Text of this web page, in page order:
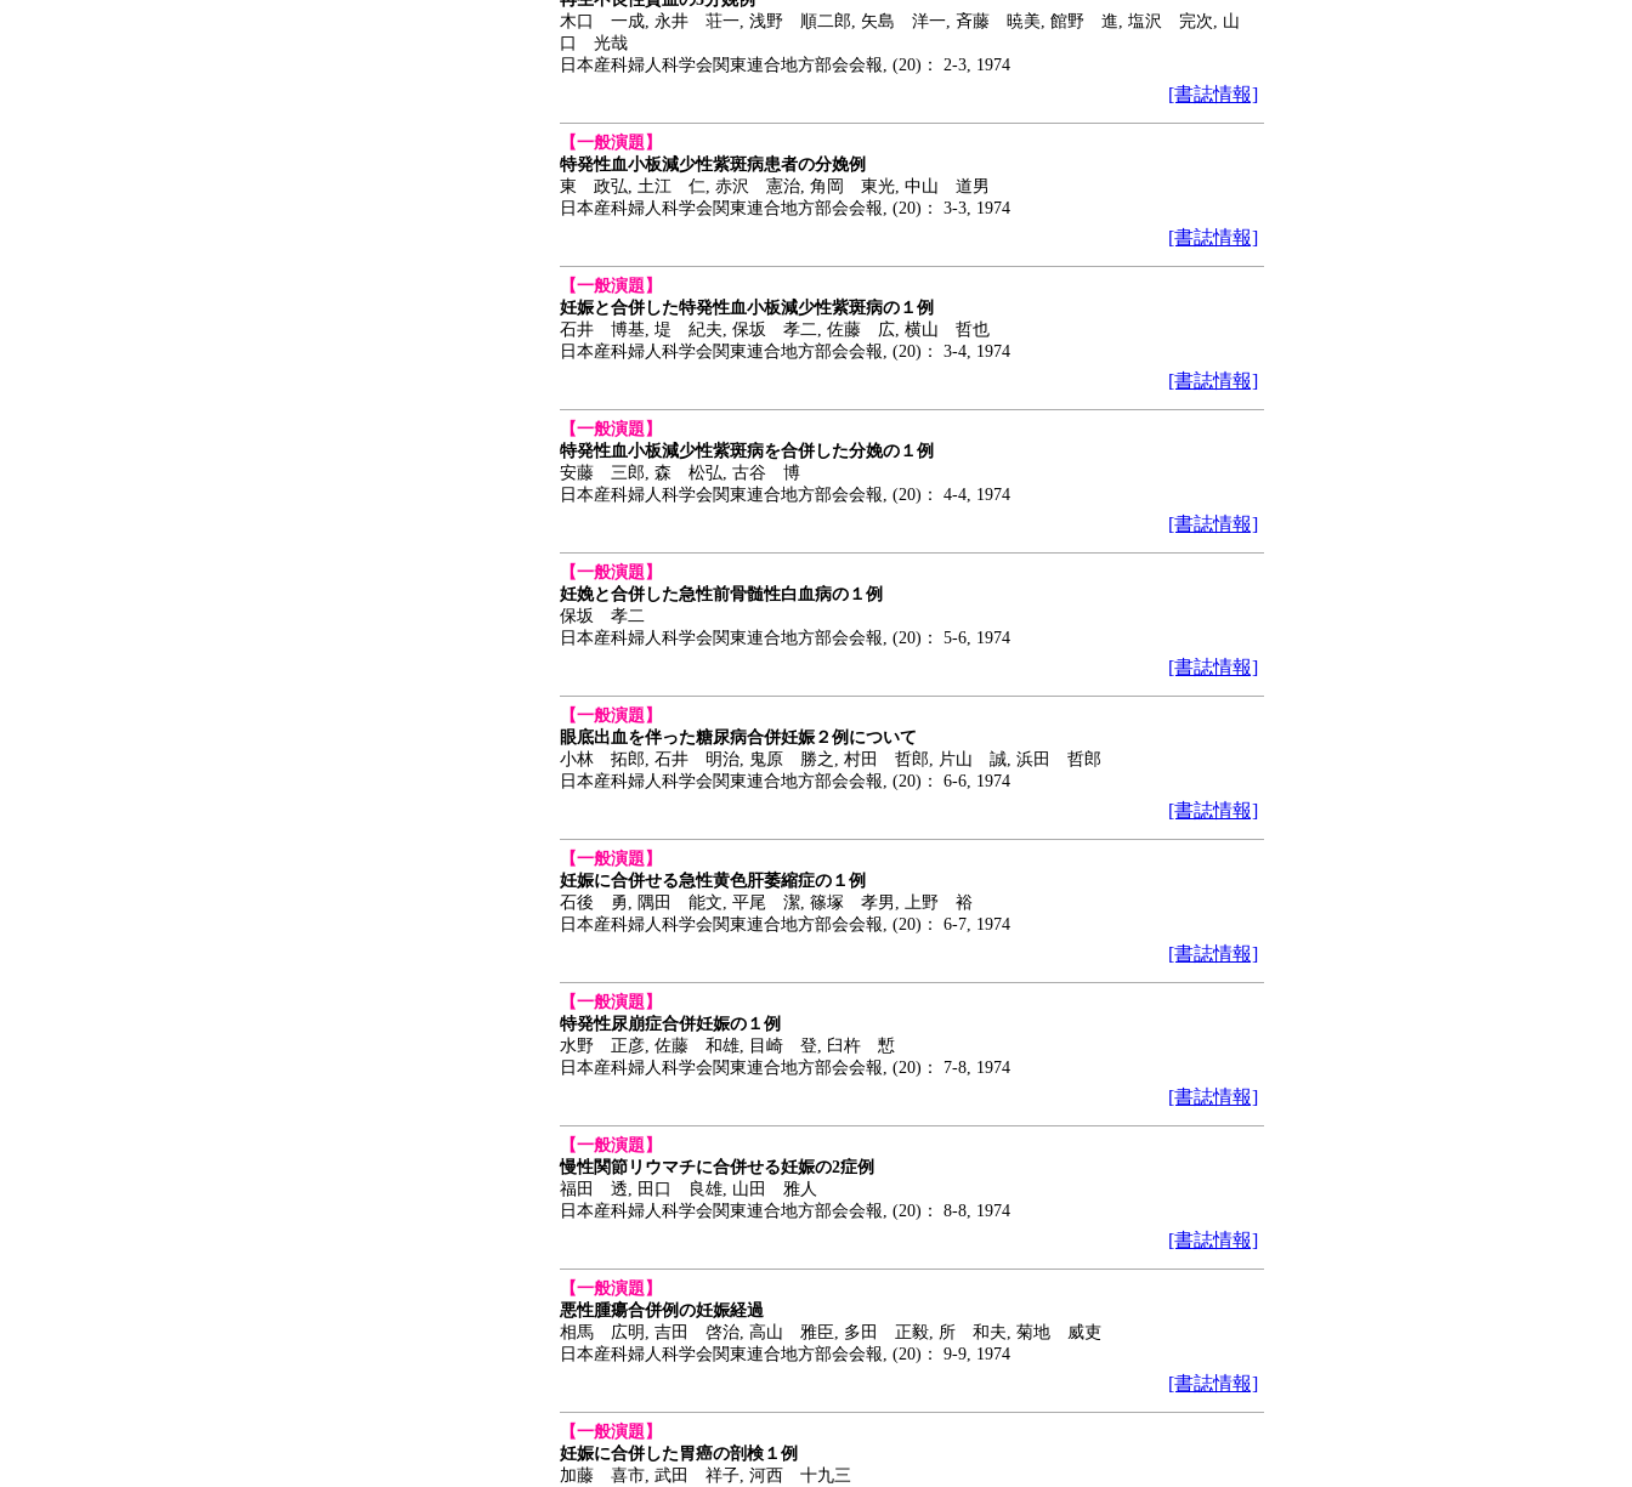
木口 一成, 永井 荘一, 浅野 順二郎, 矢島 洋一, 斉藤 暁美, 館野 進, 塩沢 完次, 山
口 光哉
日本産科婦人科学会関東連合地方部会会報, (20)： 2-3, 1974
[書誌情報]
【一般演題】
特発性血小板減少性紫斑病患者の分娩例
東 政弘, 土江 仁, 赤沢 憲治, 角岡 東光, 中山 道男
日本産科婦人科学会関東連合地方部会会報, (20)： 3-3, 1974
[書誌情報]
【一般演題】
妊娠と合併した特発性血小板減少性紫斑病の１例
石井 博基, 堤 紀夫, 保坂 孝二, 佐藤 広, 横山 哲也
日本産科婦人科学会関東連合地方部会会報, (20)： 3-4, 1974
[書誌情報]
【一般演題】
特発性血小板減少性紫斑病を合併した分娩の１例
安藤 三郎, 森 松弘, 古谷 博
日本産科婦人科学会関東連合地方部会会報, (20)： 4-4, 1974
[書誌情報]
【一般演題】
妊娩と合併した急性前骨髄性白血病の１例
保坂 孝二
日本産科婦人科学会関東連合地方部会会報, (20)： 5-6, 1974
[書誌情報]
【一般演題】
眼底出血を伴った糖尿病合併妊娠２例について
小林 拓郎, 石井 明治, 鬼原 勝之, 村田 哲郎, 片山 誠, 浜田 哲郎
日本産科婦人科学会関東連合地方部会会報, (20)： 6-6, 1974
[書誌情報]
【一般演題】
妊娠に合併せる急性黄色肝萎縮症の１例
石後 勇, 隅田 能文, 平尾 潔, 篠塚 孝男, 上野 裕
日本産科婦人科学会関東連合地方部会会報, (20)： 6-7, 1974
[書誌情報]
【一般演題】
特発性尿崩症合併妊娠の１例
水野 正彦, 佐藤 和雄, 目崎 登, 臼杵 慙
日本産科婦人科学会関東連合地方部会会報, (20)： 7-8, 1974
[書誌情報]
【一般演題】
慢性関節リウマチに合併せる妊娠の2症例
福田 透, 田口 良雄, 山田 雅人
日本産科婦人科学会関東連合地方部会会報, (20)： 8-8, 1974
[書誌情報]
【一般演題】
悪性腫瘍合併例の妊娠経過
相馬 広明, 吉田 啓治, 高山 雅臣, 多田 正毅, 所 和夫, 菊地 威吏
日本産科婦人科学会関東連合地方部会会報, (20)： 9-9, 1974
[書誌情報]
【一般演題】
妊娠に合併した胃癌の剖検１例
加藤 喜市, 武田 祥子, 河西 十九三